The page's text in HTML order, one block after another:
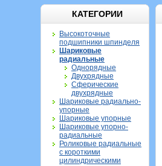
КАТЕГОРИИ
Высокоточные
подшипники шпинделя
Шариковые
радиальные
Однорядные
Двухрядные
Сферические
двухрядные
Шариковые радиально-
упорные
Шариковые упорные
Шариковые упорно-
радиальные
Роликовые радиальные
с короткими
цилиндрическими